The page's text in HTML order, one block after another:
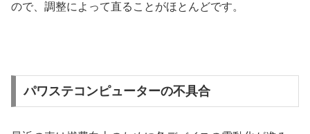
ので、調整によって直ることがほとんどです。
パワステコンピューターの不具合